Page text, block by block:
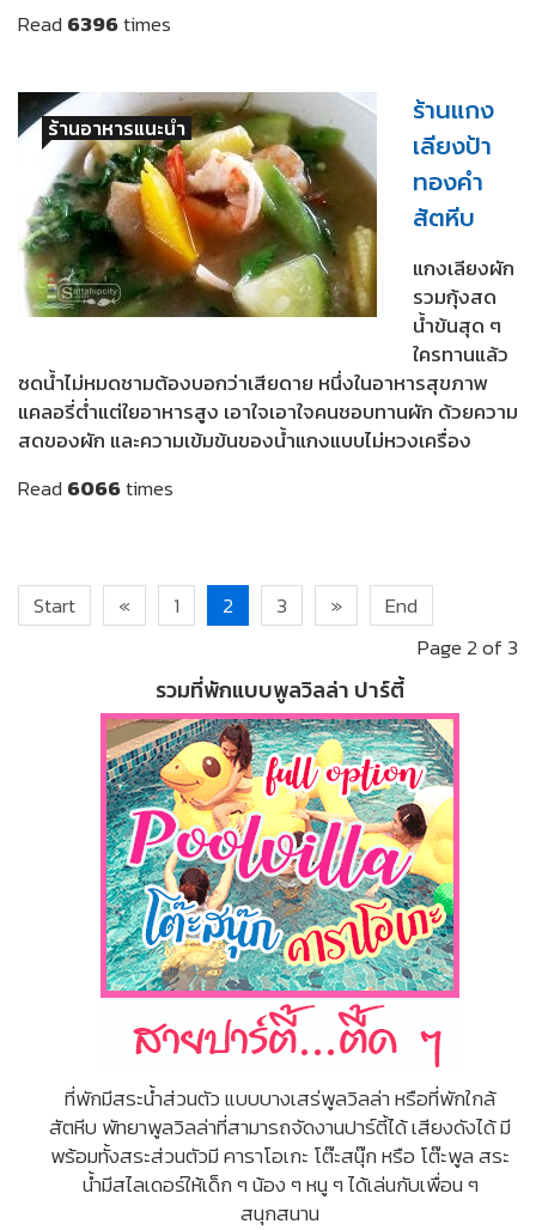
Read 6396times
ร้านอาหารแนะนำ
ร้านแกง
เลียงป้า
ทองคำ
สัตหีบ
แกงเลียงผัก
รวมกุ้งสด
น้ำข้นสุด ๆ
ใครทานแล้ว
ซดน้ำไม่หมดชามต้องบอกว่าเสียดาย หนึ่งในอาหารสุขภาพ
แคลอรี่ต่ำแต่ใยอาหารสูง เอาใจเอาใจคนชอบทานผัก ด้วยความ
สดของผัก และความเข้มข้นของน้ำแกงแบบไม่หวงเครื่อง
Read 6066times
Start « 1 2 3 »
End
Page 2 of 3
รวมที่พักแบบพูลวิลล่า ปาร์ตี้
ที่พักมีสระน้ำส่วนตัว แบบบางเสร่พูลวิลล่า หรือที่พักใกล้
สัตหีบ พัทยาพูลวิลล่าที่สามารถจัดงานปาร์ตี้ได้ เสียงดังได้ มี
พร้อมทั้งสระส่วนตัวมี คาราโอเกะ โต๊ะสนุ๊ก หรือ โต๊ะพูล สระ
น้ำมีสไลเดอร์ให้เด็ก ๆ น้อง ๆ หนู ๆ ได้เล่นกับเพื่อน ๆ
สนุกสนาน